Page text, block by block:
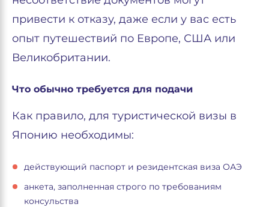
привести к отказу, даже если у вас есть
опыт путешествий по Европе, США или
Великобритании.
Что обычно требуется для подачи
Как правило, для туристической визы в
Японию необходимы:
действующий паспорт и резидентская виза ОАЭ
анкета, заполненная строго по требованиям
консульства